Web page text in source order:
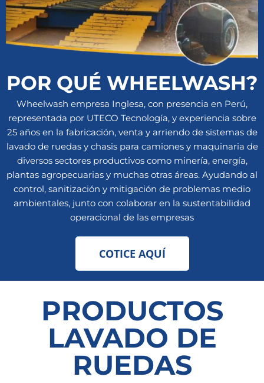
POR QUÉ WHEELWASH?
Wheelwash empresa Inglesa, con presencia en Perú,
representada por UTECO Tecnología, y experiencia sobre
25 años en la fabricación, venta y arriendo de sistemas de
lavado de ruedas y chasis para camiones y maquinaria de
diversos sectores productivos como minería, energía,
plantas agropecuarias y muchas otras áreas. Ayudando al
control, sanitización y mitigación de problemas medio
ambientales, junto con colaborar en la sustentabilidad
operacional de las empresas
COTICE AQUÍ
PRODUCTOS
LAVADO DE
RUEDAS